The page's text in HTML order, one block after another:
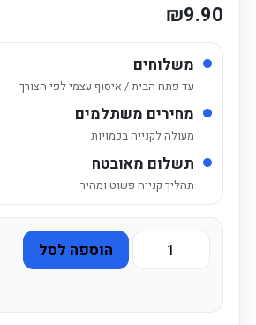
₪9.90
משלוחים
עד פתח הבית / איסוף עצמי לפי הצורך
מחירים משתלמים
מעולה לקנייה בכמויות
תשלום מאובטח
תהליך קנייה פשוט ומהיר
הוספה לסל